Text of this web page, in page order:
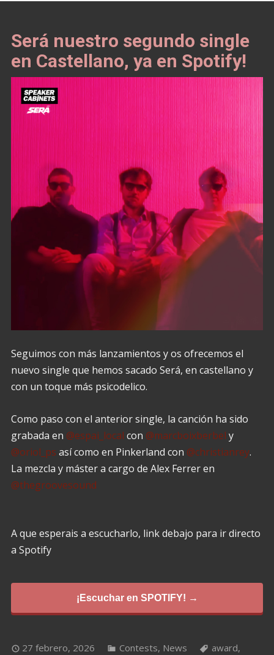
Será nuestro segundo single
en Castellano, ya en Spotify!
Seguimos con más lanzamientos y os ofrecemos el
nuevo single que hemos sacado Será, en castellano y
con un toque más psicodelico.
Como paso con el anterior single, la canción ha sido
grabada en @espai_local con @marcboixberbel y
@oriol_ps así como en Pinkerland con @christianrey.
La mezcla y máster a cargo de Alex Ferrer en
@thegroovesound
A que esperais a escucharlo, link debajo para ir directo
a Spotify
¡Escuchar en SPOTIFY! →
27 febrero, 2026 Contests, News award,